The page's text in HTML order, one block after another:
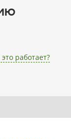
это работает?